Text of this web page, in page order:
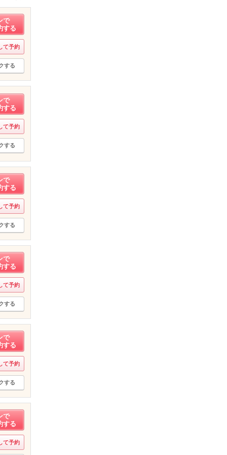
で
する
て予約
する
で
する
て予約
する
で
する
て予約
する
で
する
て予約
する
で
する
て予約
する
で
する
て予約